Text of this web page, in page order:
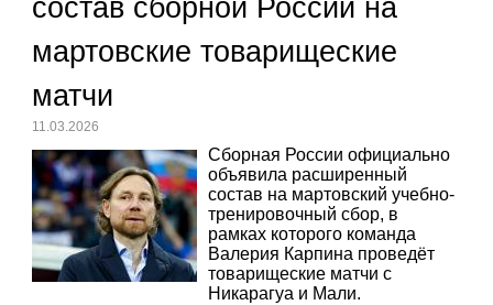
состав сборной России на
мартовские товарищеские
матчи
11.03.2026
Сборная России официально
объявила расширенный
состав на мартовский учебно-
тренировочный сбор, в
рамках которого команда
Валерия Карпина проведёт
товарищеские матчи с
Никарагуа и Мали.